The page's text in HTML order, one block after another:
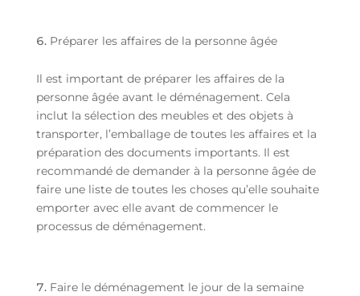
Préparer les affaires de la personne âgée
Il est important de préparer les affaires de la
personne âgée avant le déménagement. Cela
inclut la sélection des meubles et des objets à
transporter, l’emballage de toutes les affaires et la
préparation des documents importants. Il est
recommandé de demander à la personne âgée de
faire une liste de toutes les choses qu’elle souhaite
emporter avec elle avant de commencer le
processus de déménagement.
Faire le déménagement le jour de la semaine